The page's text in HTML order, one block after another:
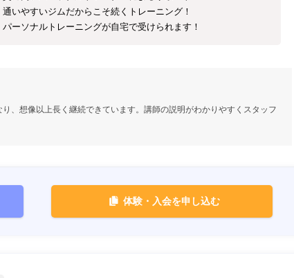
通いやすいジムだからこそ続くトレーニング！
パーソナルトレーニングが自宅で受けられます！
、想像以上長く継続できています。講師の説明がわかりやすくスタッフ
体験・入会を申し込む